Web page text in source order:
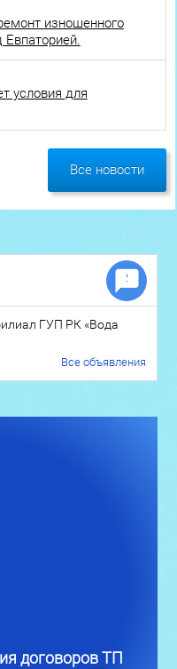
изношенного
Евпаторией.
условия для
Все новости
ГУП РК «Вода
Все объявления
договоров ТП